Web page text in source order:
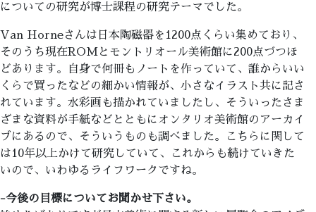
についての研究が博士課程の研究テーマでした。
Van Horneさんは日本陶磁器を1200点くらい集めており、
そのうち現在ROMとモントリオール美術館に200点づつほ
どあります。自身で何冊もノートを作っていて、誰からいい
くらで買ったなどの細かい情報が、小さなイラスト共に記さ
れています。水彩画も描かれていましたし、そういったさま
ざまな資料が手紙などとともにオンタリオ美術館のアーカイ
ブにあるので、そういうものも調べました。こちらに関して
は10年以上かけて研究していて、これからも続けていきた
いので、いわゆるライフワークですね。
-今後の目標についてお聞かせ下さい。